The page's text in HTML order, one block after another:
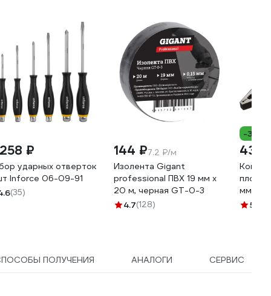
₽
ударных отверток
Inforce 06-09-91
(35)
144 ₽7.2 ₽/м
Изолента Gigant
professional ПВХ 19 мм х
20 м, черная GT-0-3
4.7(128)
-35%
435
мм 06-
5
ПОЛУЧЕНИЯ АНАЛОГИ СЕРВИС